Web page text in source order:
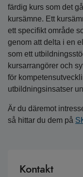
färdig kurs som det
kursämne. Ett
ett specifikt område
genom att delta i en
som ett
kursarrangörer och
för
utbildningsinsatser
Är du däremot
så hittar du dem på
Kontakt